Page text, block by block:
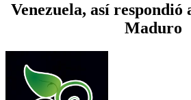
Venezuela, así respondió
Maduro